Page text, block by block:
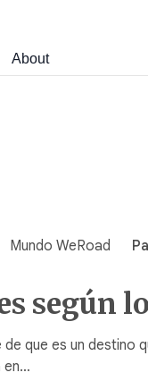
About
Mundo WeRoad
según
que es un destino
en…